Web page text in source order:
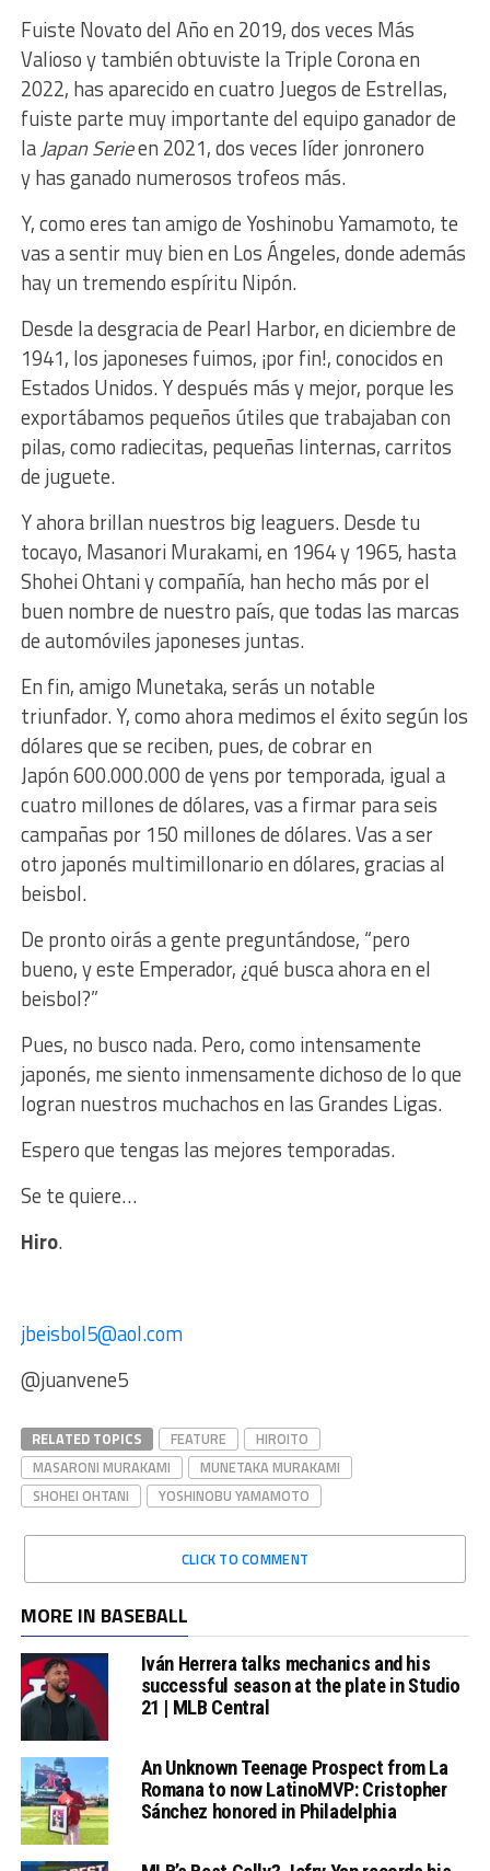
Fuiste Novato del Año en 2019, dos veces Más
Valioso y también obtuviste la Triple Corona en
2022, has aparecido en cuatro Juegos de Estrellas,
fuiste parte muy importante del equipo ganador de
laJapan Serieen 2021, dos veces líder jonronero
yhas ganado numerosos trofeos más.
Y, como eres tan amigo de Yoshinobu Yamamoto, te
vas a sentir muy bien en Los Ángeles, donde además
hay un tremendo espíritu Nipón.
Desde la desgracia de Pearl Harbor, en diciembre de
1941, los japoneses fuimos, ¡por fin!, conocidos en
Estados Unidos. Y después más y mejor, porque les
exportábamos pequeños útiles que trabajaban con
pilas, como radiecitas, pequeñas linternas, carritos
de juguete.
Y ahorabrillan nuestros big leaguers. Desde tu
tocayo, Masanori Murakami, en 1964 y 1965, hasta
Shohei Ohtani y compañía, han hecho más por el
buen nombre de nuestro país, que todas las marcas
de automóviles japoneses juntas.
En fin, amigo Munetaka, serás un notable
triunfador. Y, como ahora medimos el éxito según los
dólares que se reciben, pues, de cobrar en
Japón600.000.000 de yens por temporada, igual a
cuatro millones de dólares, vas a firmar para seis
campañas por 150 millones de dólares.Vas a ser
otro japonés multimillonario en dólares, gracias al
beisbol.
De pronto oirás a gente preguntándose, “pero
bueno, y este Emperador, ¿qué busca ahora en el
beisbol?”
Pues, no busco nada. Pero, como intensamente
japonés, me siento inmensamente dichoso de lo que
logran nuestros muchachos en las Grandes Ligas.
Espero que tengas las mejores temporadas.
Se te quiere…
Hiro.
jbeisbol5@aol.com
@juanvene5
RELATED TOPICS FEATURE
HIROITO
MASARONI MURAKAMI
MUNETAKA MURAKAMI
SHOHEI OHTANI
YOSHINOBU YAMAMOTO
CLICK TO COMMENT
MORE IN BASEBALL
Iván Herrera talks mechanics and his
successful season at the plate in Studio
21 | MLB Central
An Unknown Teenage Prospect from La
Romana to now LatinoMVP: Cristopher
Sánchez honored in Philadelphia